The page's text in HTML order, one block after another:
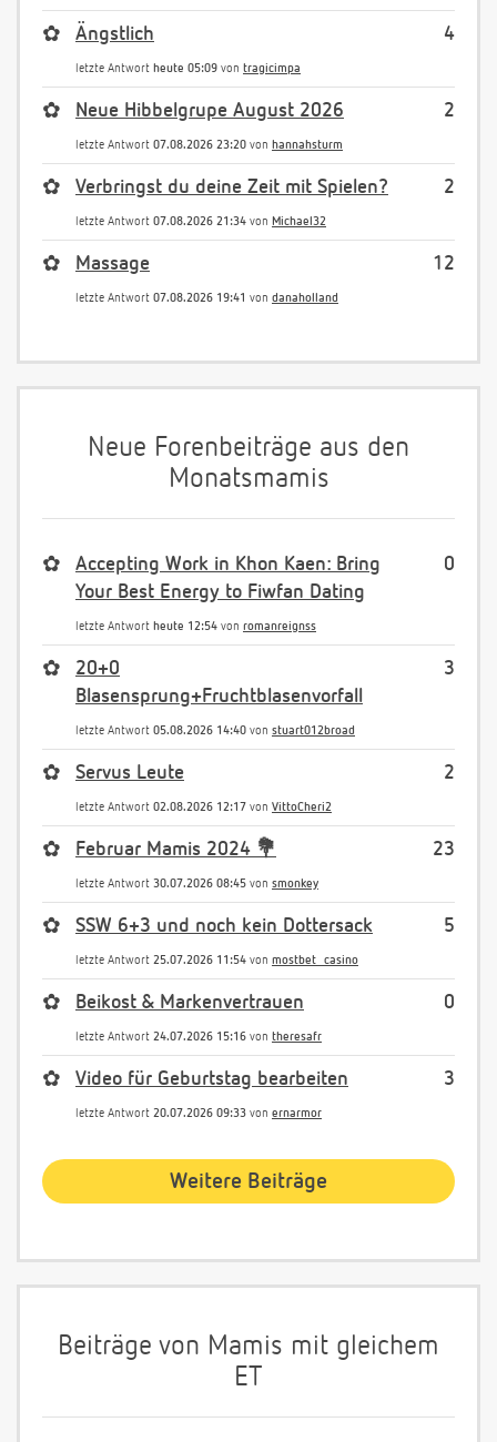
4
✿ Ängstlich
letzte Antwort heute 05:09 von tragicimpa
2
✿ Neue Hibbelgrupe August 2026
letzte Antwort 07.08.2026 23:20 von hannahsturm
2
✿ Verbringst du deine Zeit mit Spielen?
letzte Antwort 07.08.2026 21:34 von Michael32
12
✿ Massage
letzte Antwort 07.08.2026 19:41 von danaholland
Neue Forenbeiträge aus den
Monatsmamis
0
✿
Accepting Work in Khon Kaen: Bring
Your Best Energy to Fiwfan Dating
letzte Antwort heute 12:54 von romanreignss
3
✿
20+0
Blasensprung+Fruchtblasenvorfall
letzte Antwort 05.08.2026 14:40 von stuart012broad
2
✿ Servus Leute
letzte Antwort 02.08.2026 12:17 von VittoCheri2
23
✿ Februar Mamis 2024 💐
letzte Antwort 30.07.2026 08:45 von smonkey
5
✿ SSW 6+3 und noch kein Dottersack
letzte Antwort 25.07.2026 11:54 von mostbet_casino
0
✿ Beikost & Markenvertrauen
letzte Antwort 24.07.2026 15:16 von theresafr
3
✿ Video für Geburtstag bearbeiten
letzte Antwort 20.07.2026 09:33 von ernarmor
Weitere Beiträge
Beiträge von Mamis mit gleichem
ET